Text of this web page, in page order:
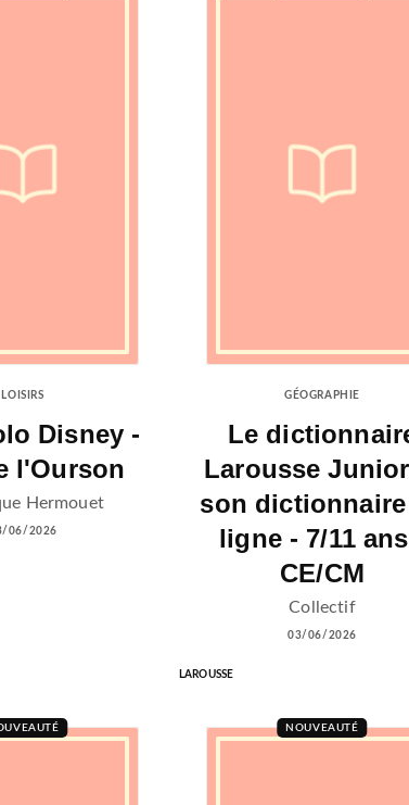
LOISIRS
Disney -
l'Ourson
Hermouet
06/2026
GÉOGRAPHIE
Le
Larousse
son dictionnaire
ligne - 7/11
CE/CM
Collectif
03/06/2026
LAROUSSE
NOUVEAUTÉ